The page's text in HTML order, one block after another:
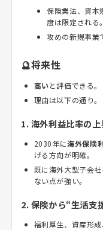
保険業法、資本
度は限定される。
攻めの新規事業
🔮将来性
高いと評価できる。
理由は以下の通り。
1. 海外利益比率の
2030年に海外保険
げる方向が明確。
既に海外大型子会
ない点が強い。
2. 保険から“生活支
福利厚生、資産形